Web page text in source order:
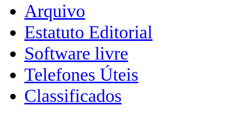
Arquivo
Estatuto Editorial
Software livre
Telefones Úteis
Classificados